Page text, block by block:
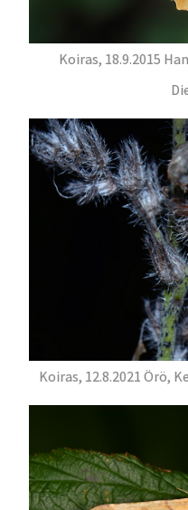
Koiras, 18.9.2015
Koiras, 12.8.2021 Örö,